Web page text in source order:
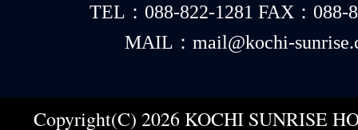
TEL：088-822-1281 FAX：088-
MAIL：mail@kochi-
Copyright(C) 2026 KOCHI SUNRISE